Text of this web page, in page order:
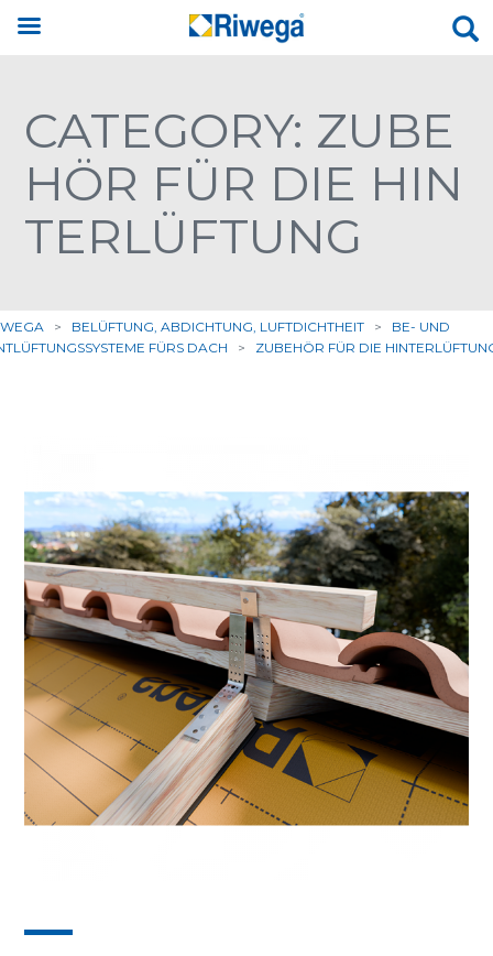
CATEGORY: ZUBE
HÖR FÜR DIE HIN
TERLÜFTUNG
> BELÜFTUNG, ABDICHTUNG, LUFTDICHTHEIT > BE- UND
FÜRS DACH > ZUBEHÖR FÜR DIE